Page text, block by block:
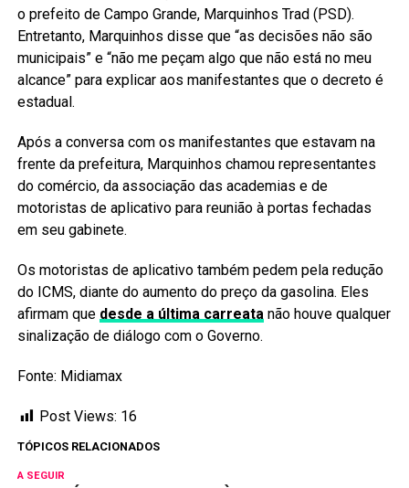
o prefeito de Campo Grande, Marquinhos Trad (PSD).
Entretanto, Marquinhos disse que “as decisões não são
municipais” e “não me peçam algo que não está no meu
alcance” para explicar aos manifestantes que o decreto é
estadual.
Após a conversa com os manifestantes que estavam na
frente da prefeitura, Marquinhos chamou representantes
do comércio, da associação das academias e de
motoristas de aplicativo para reunião à portas fechadas
em seu gabinete.
Os motoristas de aplicativo também pedem pela redução
do ICMS, diante do aumento do preço da gasolina. Eles
afirmam que desde a última carreatanão houve qualquer
sinalização de diálogo com o Governo.
Fonte: Midiamax
Post Views: 16
TÓPICOS RELACIONADOS
A SEGUIR